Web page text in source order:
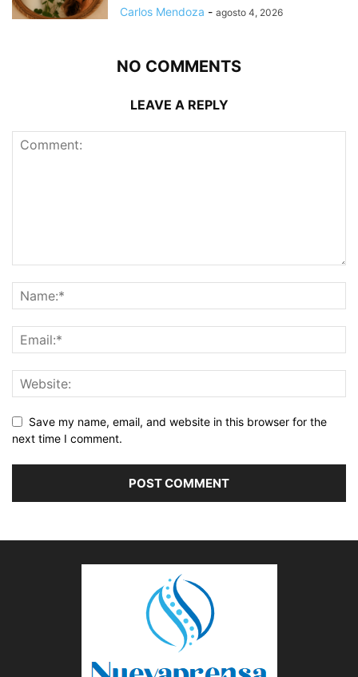
Carlos Mendoza - agosto 4, 2026
NO COMMENTS
LEAVE A REPLY
Save my name, email, and website in this browser for the
next time I comment.